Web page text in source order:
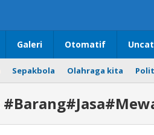
Galeri Otomatif
Sepakbola Olahraga kita